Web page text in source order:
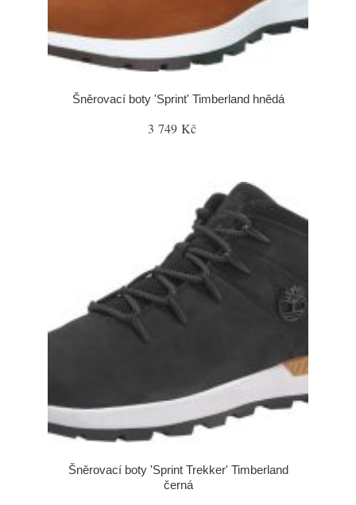
Šněrovací boty 'Sprint' Timberland hnědá
3 749 Kč
Šněrovací boty 'Sprint Trekker' Timberland
černá